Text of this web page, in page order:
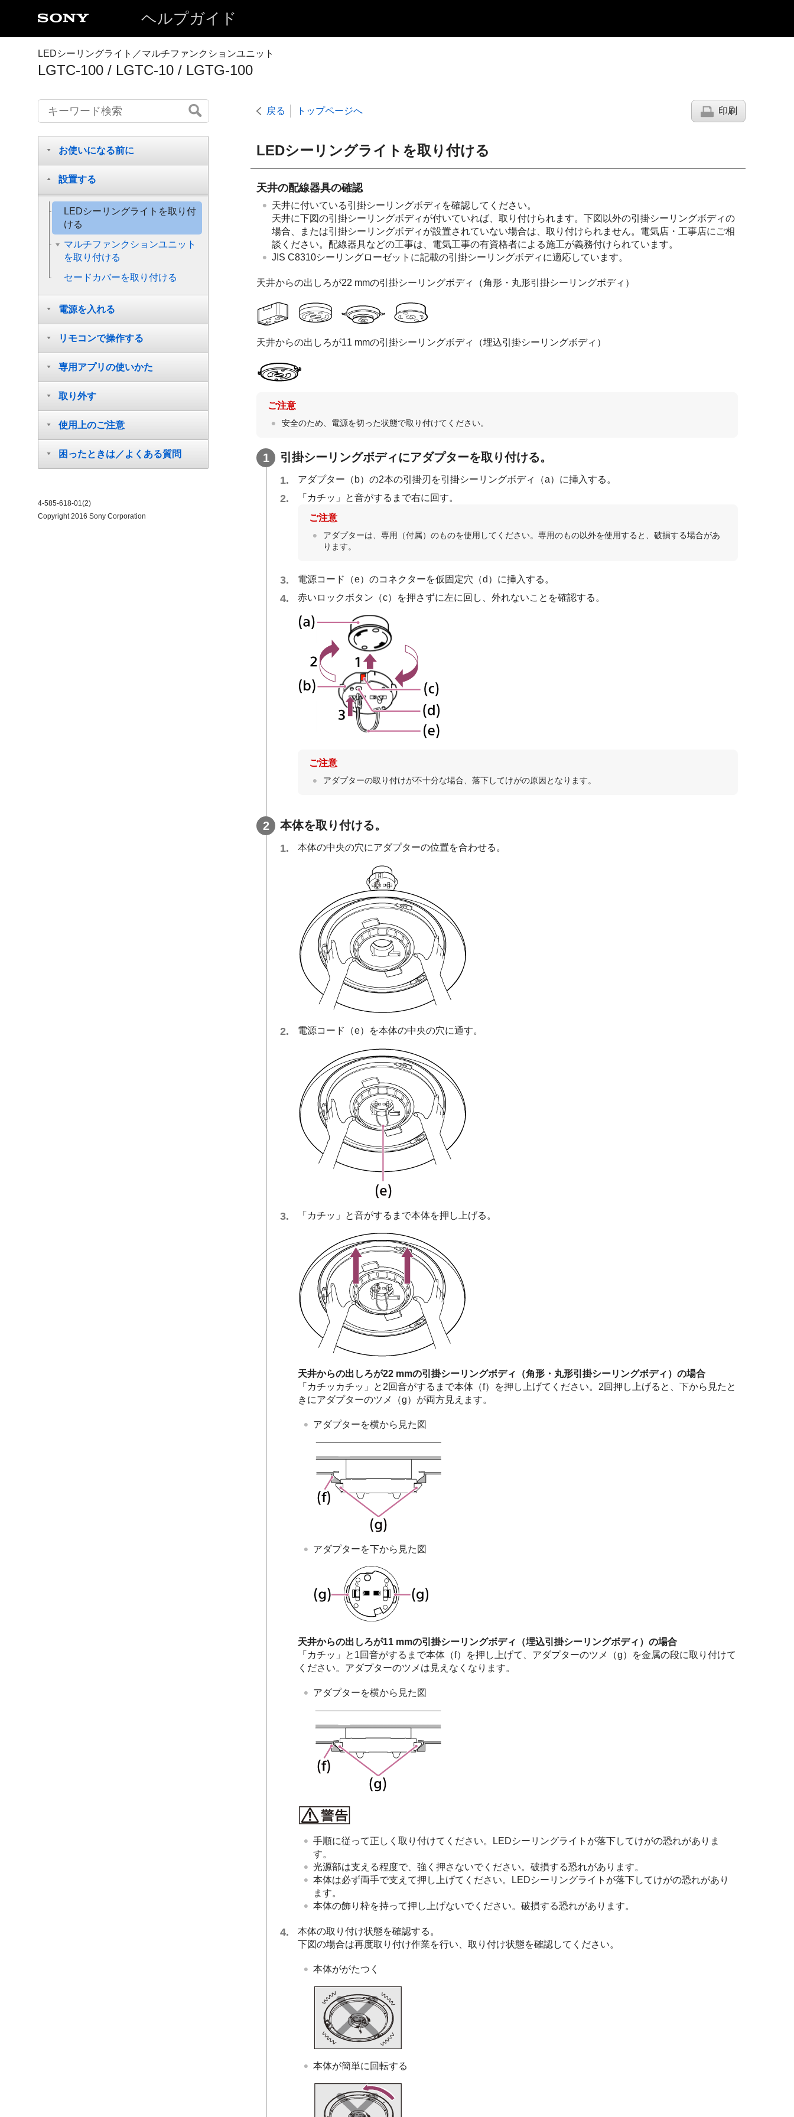
ヘルプガイド
LEDシーリングライト／マルチファンクションユニット
LGTC-100 / LGTC-10 / LGTG-100
戻る トップページへ 印刷
LEDシーリングライトを取り付ける
天井の配線器具の確認
天井に付いている引掛シーリングボディを確認してください。
天井に下図の引掛シーリングボディが付いていれば、取り付けられます。下図以外の引掛シーリングボディの
場合、または引掛シーリングボディが設置されていない場合は、取り付けられません。電気店・工事店にご相
談ください。配線器具などの工事は、電気工事の有資格者による施工が義務付けられています。
JIS C8310シーリングローゼットに記載の引掛シーリングボディに適応しています。
天井からの出しろが22 mmの引掛シーリングボディ（角形・丸形引掛シーリングボディ）
天井からの出しろが11 mmの引掛シーリングボディ（埋込引掛シーリングボディ）
ご注意
安全のため、電源を切った状態で取り付けてください。
引掛シーリングボディにアダプターを取り付ける。
アダプター（b）の2本の引掛刃を引掛シーリングボディ（a）に挿入する。
「カチッ」と音がするまで右に回す。
ご注意
アダプターは、専用（付属）のものを使用してください。専用のもの以外を使用すると、破損する場合があ
ります。
電源コード（e）のコネクターを仮固定穴（d）に挿入する。
赤いロックボタン（c）を押さずに左に回し、外れないことを確認する。
ご注意
アダプターの取り付けが不十分な場合、落下してけがの原因となります。
本体を取り付ける。
本体の中央の穴にアダプターの位置を合わせる。
電源コード（e）を本体の中央の穴に通す。
「カチッ」と音がするまで本体を押し上げる。
天井からの出しろが22 mmの引掛シーリングボディ（角形・丸形引掛シーリングボディ）の場合
「カチッカチッ」と2回音がするまで本体（f）を押し上げてください。2回押し上げると、下から見たと
きにアダプターのツメ（g）が両方見えます。
アダプターを横から見た図
アダプターを下から見た図
天井からの出しろが11 mmの引掛シーリングボディ（埋込引掛シーリングボディ）の場合
「カチッ」と1回音がするまで本体（f）を押し上げて、アダプターのツメ（g）を金属の段に取り付けて
ください。アダプターのツメは見えなくなります。
アダプターを横から見た図
手順に従って正しく取り付けてください。LEDシーリングライトが落下してけがの恐れがありま
す。
光源部は支える程度で、強く押さないでください。破損する恐れがあります。
本体は必ず両手で支えて押し上げてください。LEDシーリングライトが落下してけがの恐れがあり
ます。
本体の飾り枠を持って押し上げないでください。破損する恐れがあります。
本体の取り付け状態を確認する。
下図の場合は再度取り付け作業を行い、取り付け状態を確認してください。
本体ががたつく
本体が簡単に回転する
お使いになる前に
設置する
LEDシーリングライトを取り付
ける
マルチファンクションユニット
を取り付ける
セードカバーを取り付ける
電源を入れる
リモコンで操作する
専用アプリの使いかた
取り外す
使用上のご注意
困ったときは／よくある質問
4-585-618-01(2)
Copyright 2016 Sony Corporation